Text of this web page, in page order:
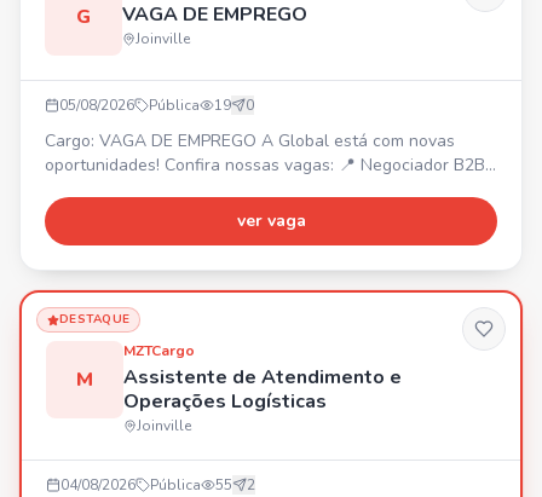
G VAGA DE EMPREGO
Joinville
05/08/2026 Pública 19 0
Cargo: VAGA DE EMPREGO A Global está com novas
oportunidades! Confira nossas vagas: 📍 Negociador B2B
Araquari/SC. 📍 Estagiário de Marketing – Joinville/SC. 📍
Back Office – Joinville/SC. 📍 Estagiário B2C – Joinville/SC
Joinville/SC. Venha fazer parte de uma empresa que inve
ver vaga
DESTAQUE
M
MZTCargo
Assistente de Atendimento e
Operações Logísticas
Joinville
04/08/2026 Pública 55 2